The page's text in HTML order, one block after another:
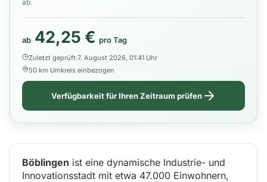
ab.
ab 42,25 € pro Tag
Zuletzt geprüft:7. August 2026, 01:41 Uhr
50 km Umkreis einbezogen
Verfügbarkeit für Ihren Zeitraum prüfen
Böblingen ist eine dynamische Industrie- und
Innovationsstadt mit etwa 47.000 Einwohnern,